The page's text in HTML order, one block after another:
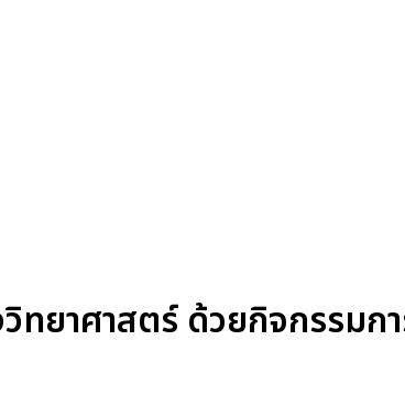
ทยาศาสตร์ ด้วยกิจกรรม